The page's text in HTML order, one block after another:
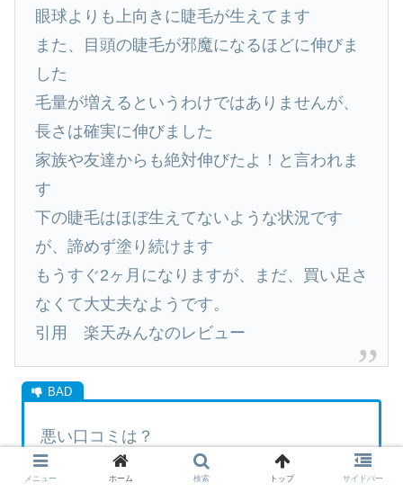
眼球よりも上向きに睫毛が生えてます
また、目頭の睫毛が邪魔になるほどに伸びま
した
毛量が増えるというわけではありませんが、
長さは確実に伸びました
家族や友達からも絶対伸びたよ！と言われま
す
下の睫毛はほぼ生えてないような状況です
が、諦めず塗り続けます
もうすぐ2ヶ月になりますが、まだ、買い足さ
なくて大丈夫なようです。
引用 楽天みんなのレビュー
悪い口コミは？
メニュー ホーム 検索 トップ サイドバー